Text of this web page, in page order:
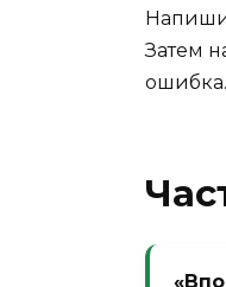
Затем